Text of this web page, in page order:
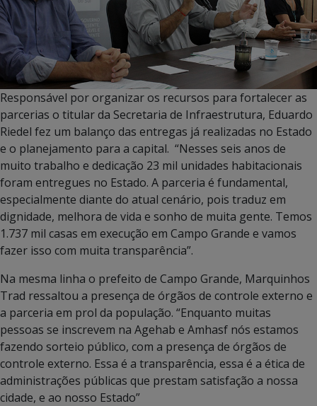
Responsável por organizar os recursos para fortalecer as
parcerias o titular da Secretaria de Infraestrutura, Eduardo
Riedel fez um balanço das entregas já realizadas no Estado
e o planejamento para a capital. “Nesses seis anos de
muito trabalho e dedicação 23 mil unidades habitacionais
foram entregues no Estado. A parceria é fundamental,
especialmente diante do atual cenário, pois traduz em
dignidade, melhora de vida e sonho de muita gente. Temos
1.737 mil casas em execução em Campo Grande e vamos
fazer isso com muita transparência”.
Na mesma linha o prefeito de Campo Grande, Marquinhos
Trad ressaltou a presença de órgãos de controle externo e
a parceria em prol da população. “Enquanto muitas
pessoas se inscrevem na Agehab e Amhasf nós estamos
fazendo sorteio público, com a presença de órgãos de
controle externo. Essa é a transparência, essa é a ética de
administrações públicas que prestam satisfação a nossa
cidade, e ao nosso Estado”